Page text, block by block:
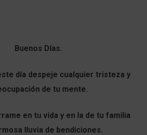
Buenos Días.
día despeje cualquier tristeza y
de tu mente.
en tu vida y en la de tu familia
lluvia de bendiciones.